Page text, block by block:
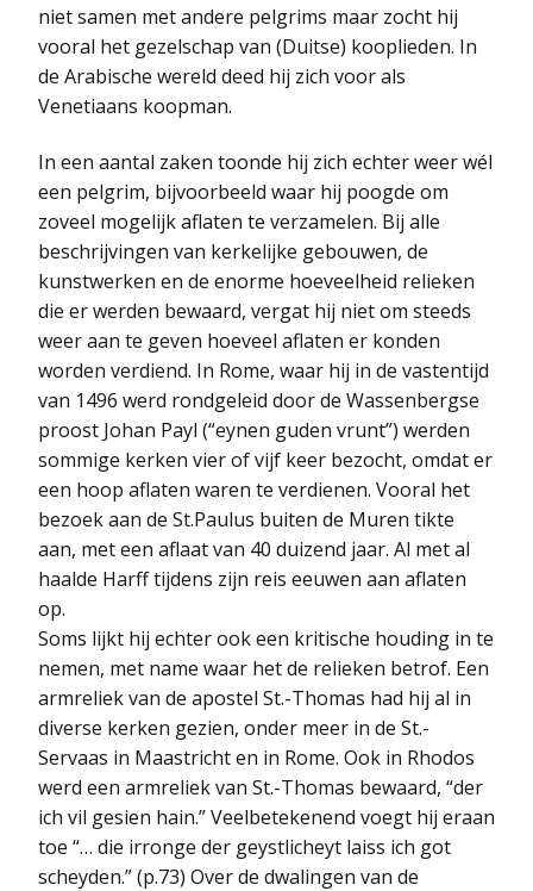
niet samen met andere pelgrims maar zocht hij
vooral het gezelschap van (Duitse) kooplieden. In
de Arabische wereld deed hij zich voor als
Venetiaans koopman.
In een aantal zaken toonde hij zich echter weer wél
een pelgrim, bijvoorbeeld waar hij poogde om
zoveel mogelijk aflaten te verzamelen. Bij alle
beschrijvingen van kerkelijke gebouwen, de
kunstwerken en de enorme hoeveelheid relieken
die er werden bewaard, vergat hij niet om steeds
weer aan te geven hoeveel aflaten er konden
worden verdiend. In Rome, waar hij in de vastentijd
van 1496 werd rondgeleid door de Wassenbergse
proost Johan Payl (“eynen guden vrunt”) werden
sommige kerken vier of vijf keer bezocht, omdat er
een hoop aflaten waren te verdienen. Vooral het
bezoek aan de St.Paulus buiten de Muren tikte
aan, met een aflaat van 40 duizend jaar. Al met al
haalde Harff tijdens zijn reis eeuwen aan aflaten
op.
Soms lijkt hij echter ook een kritische houding in te
nemen, met name waar het de relieken betrof. Een
armreliek van de apostel St.-Thomas had hij al in
diverse kerken gezien, onder meer in de St.-
Servaas in Maastricht en in Rome. Ook in Rhodos
werd een armreliek van St.-Thomas bewaard, “der
ich vil gesien hain.” Veelbetekenend voegt hij eraan
toe “… die irronge der geystlicheyt laiss ich got
scheyden.” (p.73) Over de dwalingen van de